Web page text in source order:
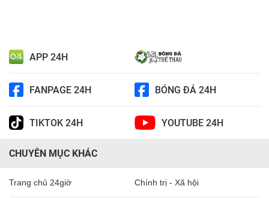
APP 24H
FANPAGE 24H BÓNG ĐÁ 24H
TIKTOK 24H YOUTUBE 24H
CHUYÊN MỤC KHÁC
Trang chủ 24giờ Chính trị - Xã hội